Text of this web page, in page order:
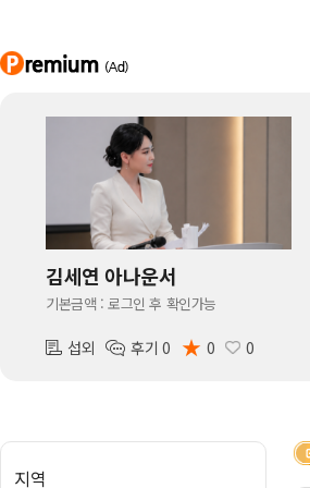
김세연 아나운서
기본금액 : 로그인 후 확인가능
섭외 후기 0 ★ 0 0
지역